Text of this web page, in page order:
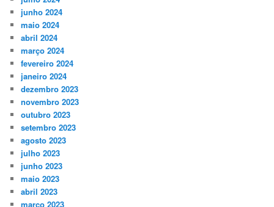
junho 2024
maio 2024
abril 2024
março 2024
fevereiro 2024
janeiro 2024
dezembro 2023
novembro 2023
outubro 2023
setembro 2023
agosto 2023
julho 2023
junho 2023
maio 2023
abril 2023
março 2023